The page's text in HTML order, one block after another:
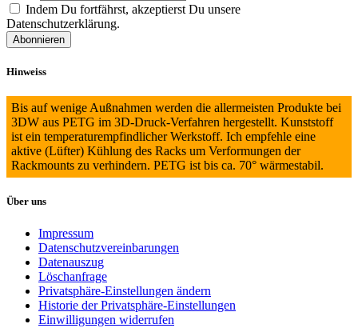
Indem Du fortfährst, akzeptierst Du unsere
Datenschutzerklärung.
Hinweiss
Bis auf wenige Außnahmen werden die allermeisten Produkte bei
3DW aus PETG im 3D-Druck-Verfahren hergestellt. Kunststoff
ist ein temperaturempfindlicher Werkstoff. Ich empfehle eine
aktive (Lüfter) Kühlung des Racks um Verformungen der
Rackmounts zu verhindern. PETG ist bis ca. 70° wärmestabil.
Über uns
Impressum
Datenschutzvereinbarungen
Datenauszug
Löschanfrage
Privatsphäre-Einstellungen ändern
Historie der Privatsphäre-Einstellungen
Einwilligungen widerrufen